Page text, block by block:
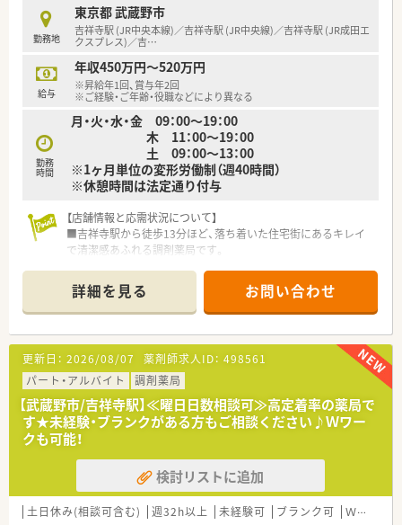
■調剤未経験の方もご相談可能です。
＼ どの店舗も雰囲気◎ ／
■平均年齢は30代半ばと、若手が中心となり幅広い年代の方が
活躍しています。
■人間関係の良さが自慢で、他店舗の人とも仲が良く協力体制は
整っておりますよ。
■調剤未経験者の方でもしっかりと教えて頂けるので、意欲のあ
る人は大歓迎です。
＼ 店舗配属について ／
■配属店舗については適正や通勤距離を考慮して決定となりま
勤務地
東京都 武蔵野市
吉祥寺駅 (JR中央本線)／吉祥寺駅 (JR中央線)／吉祥寺駅 (JR成田エ
クスプレス)／吉…
給与
年収450万円～520万円
※昇給年1回、賞与年2回
※ご経験・ご年齢・役職などにより異なる
勤務
時間
月・火・水・金 09：00～19：00
木 11：00～19：00
土 09：00～13：00
※1ヶ月単位の変形労働制（週40時間）
※休憩時間は法定通り付与
【店舗情報と応需状況について】
■吉祥寺駅から徒歩13分ほど、落ち着いた住宅街にあるキレイ
で清潔感あふれる調剤薬局です。
ど応需し、地域医療を支えています。
■常勤薬剤師4名とパート3名の手厚い人員体制で、患者様一人
ひとりと丁寧に向き合える環境です。
【募集背景と求める人物像について】
■体制強化に伴う欠員補充の募集で、経験よりも誠実さや人柄を
重視した採用を行っています。
■調剤未経験の方やブランクのある方も歓迎しており、素直な姿
勢で業務に取り組める方を求めます。
■チームワークを大切にし、他のスタッフと協調しながら明るく
勤務できる方を歓迎しています。
【法人特徴について】
■吉祥寺エリアに特化したドミナント展開を行っており、転居を
伴う異動がないため腰を据えられます。
詳細を見る お問い合わせ
更新日： 2026/08/07 薬剤師求人ID： 498561
パート・アルバイト
調剤薬局
【武蔵野市/吉祥寺駅】≪曜日日数相談可≫高定着率の薬局で
す★未経験・ブランクがある方もご相談ください♪Ｗワー
クも可能！
検討リストに追加
土日休み(相談可含む) 週32h以上 未経験可 ブランク可 Ｗワーク可